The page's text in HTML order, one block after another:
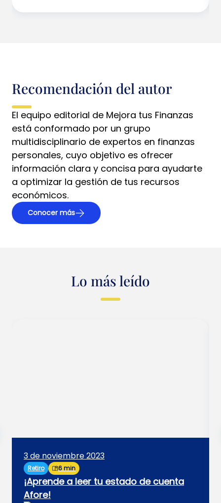
Recomendación del autor
El equipo editorial de Mejora tus Finanzas
está conformado por un grupo
multidisciplinario de expertos en finanzas
personales, cuyo objetivo es ofrecer
información clara y concisa para ayudarte
a optimizar la gestión de tus recursos
económicos.
Conocer más
Lo más leído
3 de noviembre 2023
Retiro 6 min
¡Aprende a leer tu estado de cuenta
Afore!